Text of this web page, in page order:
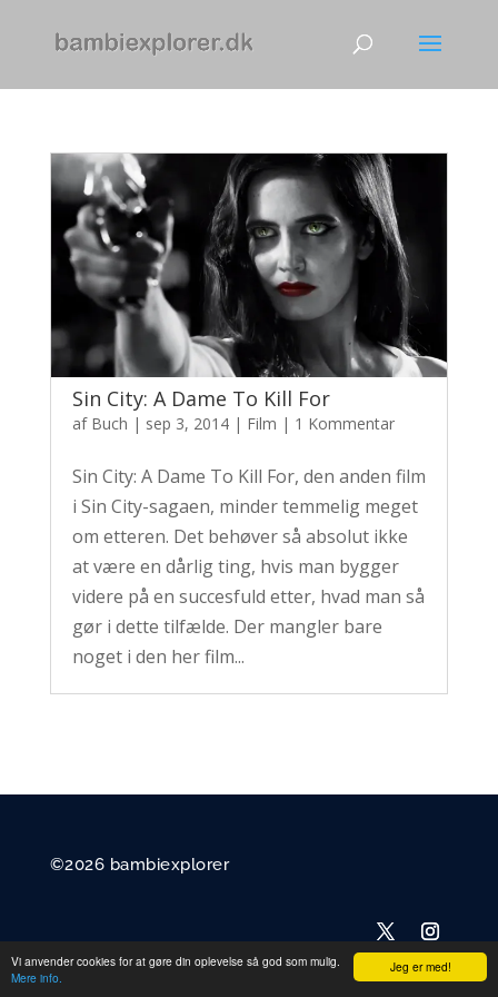
Jeg er med!
Vi anvender cookies for at gøre din oplevelse så god som mulig.
Mere info.
Sin City: A Dame To Kill For
af Buch | sep 3, 2014| Film | 1 Kommentar
Sin City: A Dame To Kill For, den anden film
i Sin City-sagaen, minder temmelig meget
om etteren. Det behøver så absolut ikke
at være en dårlig ting, hvis man bygger
videre på en succesfuld etter, hvad man så
gør i dette tilfælde. Der mangler bare
noget i den her film...
©2026 bambiexplorer